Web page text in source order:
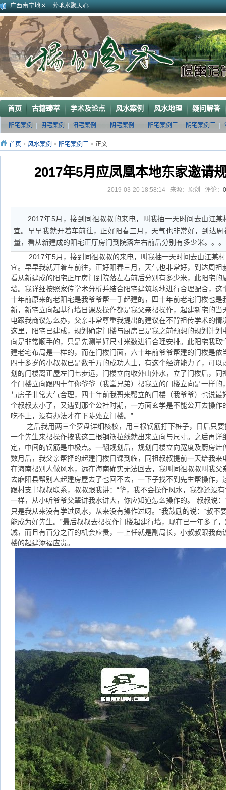
广西巴马一龙穴形局
杨公风水--山形之贵人拱手
2010年9月在广西容县为李喜中的亲戚找到的龙穴图
2023年3月18日广东电白地区一眼相中“猛虎下山”形
2011年4月底在江西丰城地区一农村里断验老阳宅风水吉凶（二）
2011年5月初应福建晋江东家邀请堪察调整阳宅风水布局
2011年5月底应广西玉林地区东家邀请断验堪察阳宅风水
2011年应广西巴马东家邀请堪察断验阳宅风水吉凶
《葬 书》注 解
广西南宁地区一葬地水聚天心
首页 古籍臻萃 学术及论点 风水案例 风水地理 疑问解答
阳宅案例 阴宅案例 阳宅案例二 阴宅案例二 阳宅案例三 阴宅案例三
首页 > 风水案例 > 阳宅案例三 > 正文
2017年5月应凤凰本地东家邀请
2019-03-20 18:58:14 来源：原创 评论： 0
2017年5月，接到同祖叔叔的来电，叫我抽一天时间去山江
宜。早早我就开着车前往，正好阳春三月，天气也非常好，到达
量，看从新建成的阳宅正厅房门到院落左右前后分别有多少米。。。
2017年5月，接到同祖叔叔的来电，叫我抽一天时间去山江某村
宜。早早我就开着车前往，正好阳春三月，天气也非常好，到达周
看从新建成的阳宅正厅房门到院落左右前后分别有多少米，此阳宅
墙。我详细按照家传学术分析并结合阳宅建筑场地进行合理配合，
十年前原来的老阳宅是我爷爷帮一手起建的，四十年前老宅门楼也
新，新宅立向起基行墙日课及操作都是我父亲帮操作，起建新宅的
电跟我商议怎么办，父亲非常尊重我提出的建议在不背祖传学术的
这里，阳宅已建成，规划确定门楼与厨房已是我之前预想的规划计
向是非常顺手的，只是先测量好尺寸米数进行合理安排。此阳宅我取
建老宅布局是一样的，而在门楼门面，六十年前爷爷帮建的门楼是
四十多岁的小叔叔已是数千万的成功人士，有这个经济能力了，可
划的门楼离正屋左门七步远，门楼立向收外山外水，立了门楼后，同
个门楼立向跟四十年你爷爷（我堂兄弟）帮我立的门楼立向是一样
与房子非常大气合理，四十年前我哥来帮立的门楼（我爷爷）也说
个叔叔太小了，又遇到那个公社时期，一方面玄学是不能公开去操
吃不上，没有办法才在下陡处立门楼。”
之后我用两三个罗盘详细核校，用三根钢筋打下桩子，日后只要
一个先生来帮操作按我这三根钢筋拉线就出来立向与尺寸。之后再
定，中间的钢筋是中极点。一翻规划后，规划门楼立向宽度及厨房灶
数月后，我父亲帮择的起建门楼日课到临，同祖叔叔提前一天给我
在海南帮别人做风水，远在海南确实无法回去，我叫同祖叔叔叫我
去麻阳县帮别人起建房屋去了也回不去，一下子找不到先生帮操作
跟村支书叔叔联系，叔叔跟我讲：“华，我不会操作风水，我都还没
一样，从小听爷爷父辈讲我水讲大，你应知道怎么操作的。”叔叔说
只是我从来没有学过风水，从来没有操作过呀。”我鼓励的说：“叔不
能成为好先生。”最后叔叔去帮操作门楼起建行墙，现在已一年多了
减，而且有百分之百的机会应贵，一上任就是副局长，小叔叔跟我
楼的起建添福应贵。